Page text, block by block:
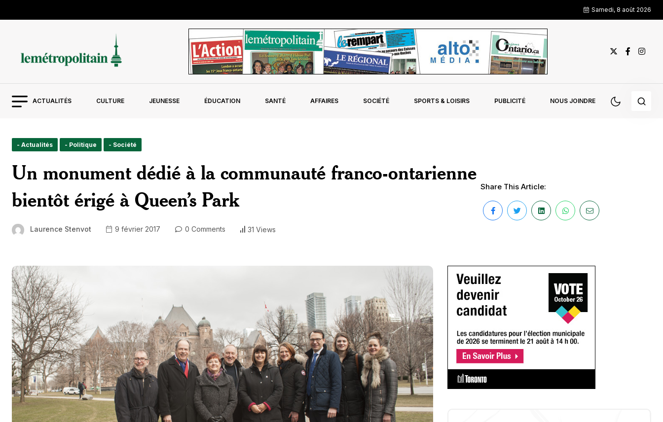
Samedi, 8 août 2026
ACTUALITÉS CULTURE JEUNESSE ÉDUCATION SANTÉ AFFAIRES SOCIÉTÉ SPORTS & LOISIRS PUBLICITÉ NOUS JOINDRE
- Actualités - Politique - Société
Un monument dédié à la communauté franco-ontarienne
bientôt érigé à Queen’s Park
Laurence Stenvot 9 février 2017 0 Comments 31 Views
Share This Article: